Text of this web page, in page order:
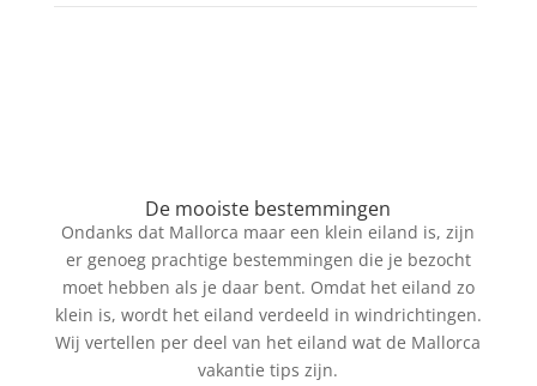
De mooiste bestemmingen
Ondanks dat Mallorca maar een klein eiland is, zijn
er genoeg prachtige bestemmingen die je bezocht
moet hebben als je daar bent. Omdat het eiland zo
klein is, wordt het eiland verdeeld in windrichtingen.
Wij vertellen per deel van het eiland wat de Mallorca
vakantie tips zijn.